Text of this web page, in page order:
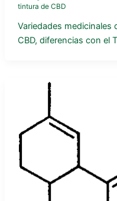
tintura de CBD
Variedades medicinales
CBD, diferencias con el